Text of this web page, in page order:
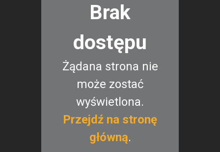
Brak
dostępu
Żądana strona nie
może zostać
wyświetlona.
Przejdź na stronę
główną.